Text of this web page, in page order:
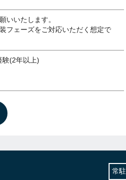
いいたします。
フェーズをご対応いただく想定で
験(2年以上)
常駐